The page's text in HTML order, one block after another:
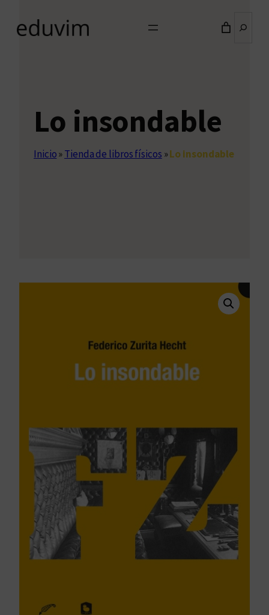
Lo insondable
Inicio»Tienda de libros físicos »Lo insondable